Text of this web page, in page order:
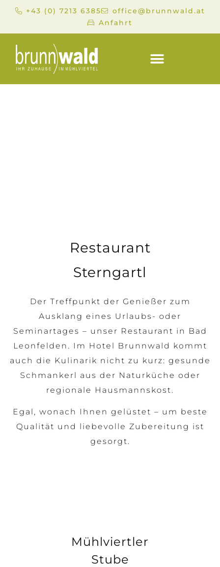
+43 (0) 7213 6385
office@brunnwald.at
Anfahrt
Restaurant
Sterngartl
Der Treffpunkt der Genießer zum
Ausklang eines Urlaubs- oder
Seminartages – unser Restaurant in Bad
Leonfelden. Im Hotel Brunnwald kommt
auch die Kulinarik nicht zu kurz: gesunde
Schmankerl aus der Naturküche oder
regionale Hausmannskost.
Egal, wonach Ihnen gelüstet – um beste
Qualität und liebevolle Zubereitung ist
gesorgt.
Mühlviertler
Stube